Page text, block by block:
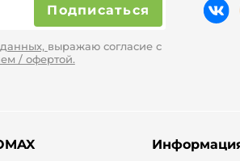
Подписаться
выражаю согласие с
/ офертой.